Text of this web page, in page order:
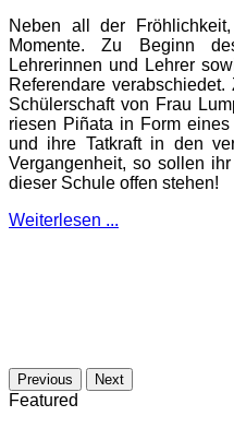
Neben all der
Momente. Zu Beginn
Lehrerinnen und Lehrer
Referendare
Schülerschaft von Frau
riesen Piñata in Form
und ihre Tatkraft in den
Vergangenheit, so sollen
dieser Schule offen stehen!
Weiterlesen ...
Previous Next
Featured